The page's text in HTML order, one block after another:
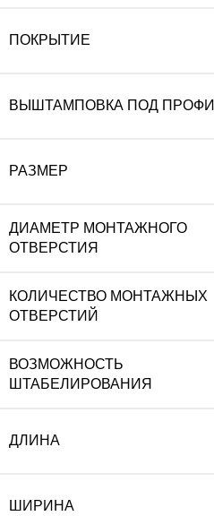
ПОКРЫТИЕ
ВЫШТАМПОВКА ПОД
РАЗМЕР
ДИАМЕТР МОНТАЖНОГО
ОТВЕРСТИЯ
КОЛИЧЕСТВО МОНТАЖНЫХ
ОТВЕРСТИЙ
ВОЗМОЖНОСТЬ
ШТАБЕЛИРОВАНИЯ
ДЛИНА
ШИРИНА